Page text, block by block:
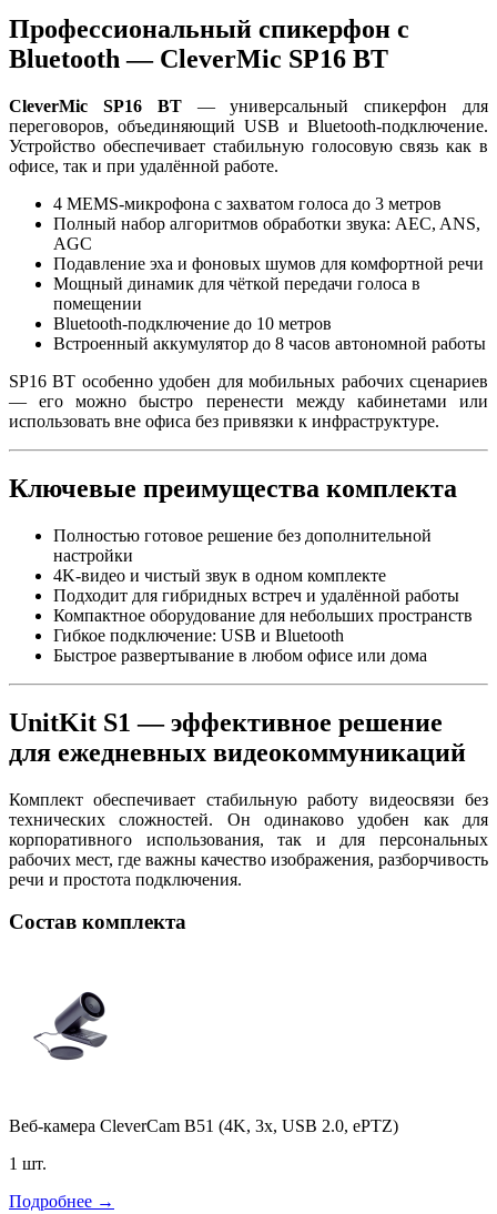
Профессиональный спикерфон с
Bluetooth — CleverMic SP16 BT
CleverMic SP16 BT— универсальный спикерфон для
переговоров, объединяющий USB и Bluetooth-подключение.
Устройство обеспечивает стабильную голосовую связь как в
офисе, так и при удалённой работе.
4 MEMS-микрофона с захватом голоса до 3 метров
Полный набор алгоритмов обработки звука: AEC, ANS,
AGC
Подавление эха и фоновых шумов для комфортной речи
Мощный динамик для чёткой передачи голоса в
помещении
Bluetooth-подключение до 10 метров
Встроенный аккумулятор до 8 часов автономной работы
SP16 BT особенно удобен для мобильных рабочих сценариев
— его можно быстро перенести между кабинетами или
использовать вне офиса без привязки к инфраструктуре.
Ключевые преимущества комплекта
Полностью готовое решение без дополнительной
настройки
4K-видео и чистый звук в одном комплекте
Подходит для гибридных встреч и удалённой работы
Компактное оборудование для небольших пространств
Гибкое подключение: USB и Bluetooth
Быстрое развертывание в любом офисе или дома
UnitKit S1 — эффективное решение
для ежедневных видеокоммуникаций
Комплект обеспечивает стабильную работу видеосвязи без
технических сложностей. Он одинаково удобен как для
корпоративного использования, так и для персональных
рабочих мест, где важны качество изображения, разборчивость
речи и простота подключения.
Состав комплекта
Веб-камера CleverCam B51 (4K, 3x, USB 2.0, ePTZ)
1 шт.
Подробнее →